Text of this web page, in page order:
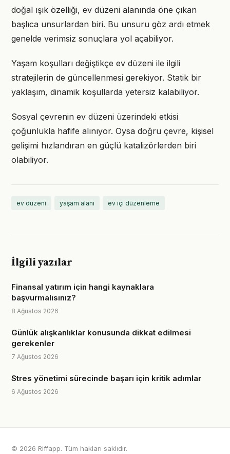
doğal ışık özelliği, ev düzeni alanında öne çıkan
başlıca unsurlardan biri. Bu unsuru göz ardı etmek
genelde verimsiz sonuçlara yol açabiliyor.
Yaşam koşulları değiştikçe ev düzeni ile ilgili
stratejilerin de güncellenmesi gerekiyor. Statik bir
yaklaşım, dinamik koşullarda yetersiz kalabiliyor.
Sosyal çevrenin ev düzeni üzerindeki etkisi
çoğunlukla hafife alınıyor. Oysa doğru çevre, kişisel
gelişimi hızlandıran en güçlü katalizörlerden biri
olabiliyor.
ev düzeni yaşam alanı ev içi düzenleme
İlgili yazılar
Finansal yatırım için hangi kaynaklara
başvurmalısınız?
8 Ağustos 2026
Günlük alışkanlıklar konusunda dikkat edilmesi
gerekenler
7 Ağustos 2026
Stres yönetimi sürecinde başarı için kritik adımlar
6 Ağustos 2026
© 2026 Riffapp. Tüm hakları saklıdır.